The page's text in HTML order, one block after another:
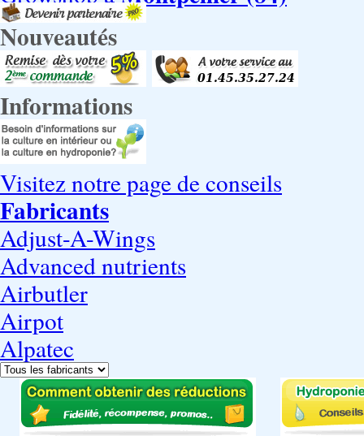
Nouveautés
Informations
Visitez notre page de conseils
Fabricants
Adjust-A-Wings
Advanced nutrients
Airbutler
Airpot
Alpatec